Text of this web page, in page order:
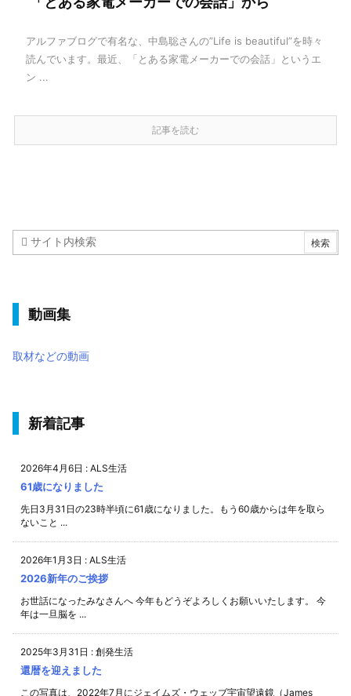
アルファブログで有名な、中島聡さんの”Life is beautiful”を時々
読んでいます。最近、「とある家電メーカーでの会話」というエ
ン ...
記事を読む
動画集
取材などの動画
新着記事
2026年4月6日 : ALS生活
61歳になりました
先日3月31日の23時半頃に61歳になりました。もう60歳からは年を取ら
ないこと ...
2026年1月3日 : ALS生活
2026新年のご挨拶
お世話になったみなさんへ 今年もどうぞよろしくお願いいたします。 今
年は一旦脳を ...
2025年3月31日 : 創発生活
還暦を迎えました
この写真は、2022年7月にジェイムズ・ウェッブ宇宙望遠鏡（James